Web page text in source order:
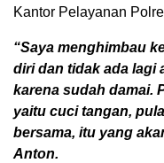
Kantor Pelayanan
“Saya menghimbau
diri dan tidak ada lagi
karena sudah damai.
yaitu cuci tangan,
bersama, itu yang
Anton.